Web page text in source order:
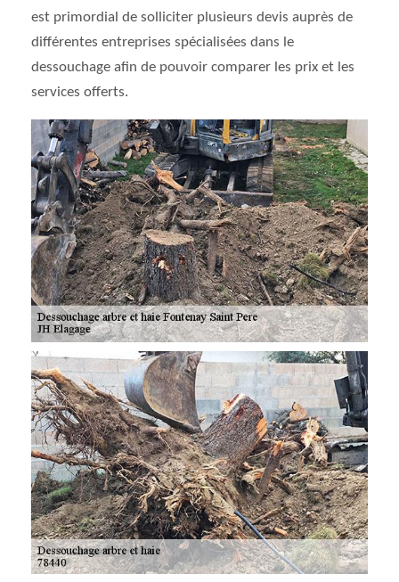
est primordial de solliciter plusieurs devis auprès de
différentes entreprises spécialisées dans le
dessouchage afin de pouvoir comparer les prix et les
services offerts.